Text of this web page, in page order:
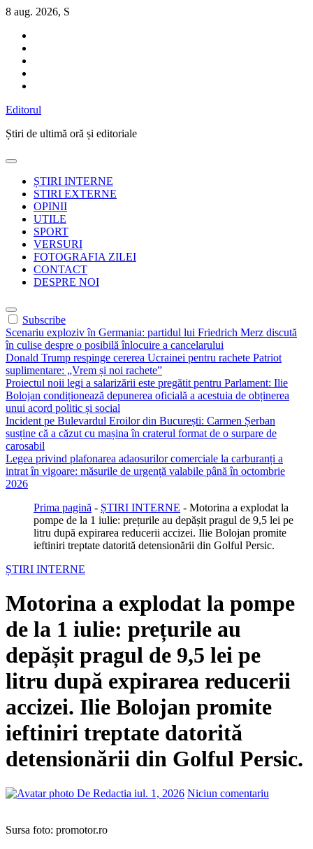
Sari
conținut
8 aug. 2026, S
Editorul
Știri de ultimă oră și editoriale
ȘTIRI INTERNE
STIRI EXTERNE
OPINII
UTILE
SPORT
VERSURI
FOTOGRAFIA ZILEI
CONTACT
DESPRE NOI
Subscribe
Scenariu exploziv în Germania: partidul lui Friedrich Merz discută
în culise despre o posibilă înlocuire a cancelarului
Donald Trump respinge cererea Ucrainei pentru rachete Patriot
suplimentare: „Vrem și noi rachete”
Proiectul noii legi a salarizării este pregătit pentru Parlament: Ilie
Bolojan condiționează depunerea oficială a acestuia de obținerea
unui acord politic și social
Incident pe Bulevardul Eroilor din București: Carmen Șerban
susține că a căzut cu mașina în craterul format de o surpare de
carosabil
Legea privind plafonarea adaosurilor comerciale la carburanți a
intrat în vigoare: măsurile de urgență valabile până în octombrie
2026
Prima pagină - ȘTIRI INTERNE - Motorina a explodat la
pompe de la 1 iulie: prețurile au depășit pragul de 9,5 lei pe
litru după expirarea reducerii accizei. Ilie Bolojan promite
ieftiniri treptate datorită detensionării din Golful Persic.
ȘTIRI INTERNE
Motorina a explodat la pompe
de la 1 iulie: prețurile au
depășit pragul de 9,5 lei pe
litru după expirarea reducerii
accizei. Ilie Bolojan promite
ieftiniri treptate datorită
detensionării din Golful Persic.
De Redactia iul. 1, 2026 Niciun comentariu
Sursa foto: promotor.ro